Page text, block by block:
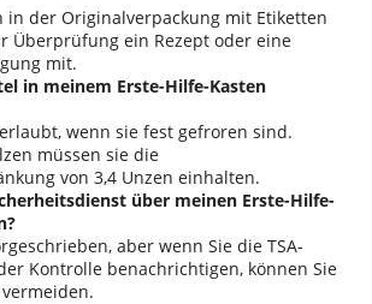
in der Originalverpackung mit Etiketten
Überprüfung ein Rezept oder eine
mit.
in meinem Erste-Hilfe-Kasten
wenn sie fest gefroren sind.
müssen sie die
von 3,4 Unzen einhalten.
über meinen Erste-Hilfe-
aber wenn Sie die TSA-
Kontrolle benachrichtigen, können Sie